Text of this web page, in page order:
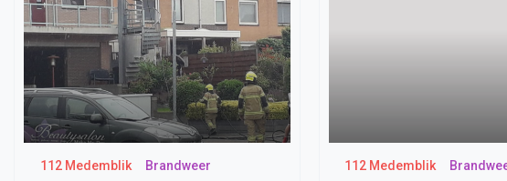
112 Medemblik Brandweer 112 Medemblik